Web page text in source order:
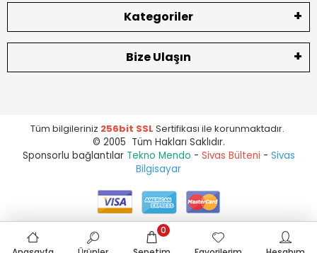
Kategoriler
Bize Ulaşın
Tüm bilgileriniz 256bit SSL Sertifikası ile korunmaktadır.
© 2005 Tüm Hakları Saklıdır.
Sponsorlu bağlantılar Tekno Mendo - Sivas Bülteni - Sivas
Bilgisayar
0